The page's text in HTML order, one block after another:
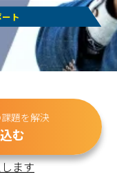
ト
題を解決
む
ます